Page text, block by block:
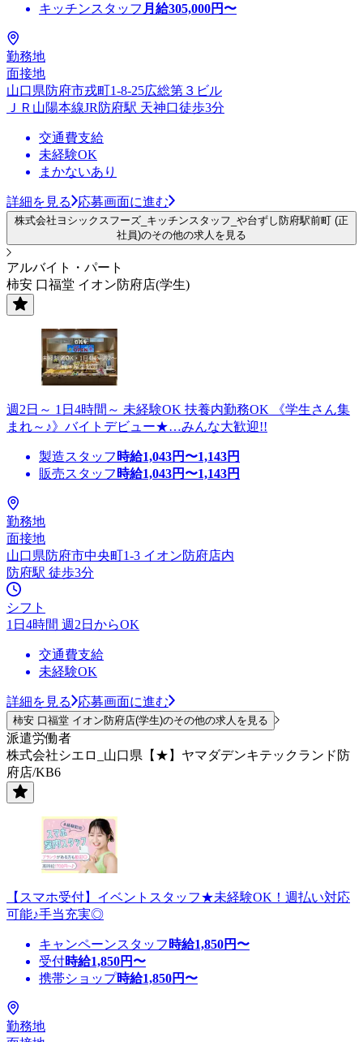
キッチンスタッフ 月給305,000円〜
勤務地
面接地
山口県防府市戎町1-8-25広総第３ビル
ＪＲ山陽本線JR防府駅 天神口徒歩3分
交通費支給
未経験OK
まかないあり
詳細を見る 応募画面に進む
株式会社ヨシックスフーズ_キッチンスタッフ_や台ずし防府駅前町 (正
社員)のその他の求人を見る
アルバイト・パート
柿安 口福堂 イオン防府店(学生)
週2日～ 1日4時間～ 未経験OK 扶養内勤務OK 《学生さん集
まれ～♪》バイトデビュー★…みんな大歓迎!!
製造スタッフ 時給1,043円〜1,143円
販売スタッフ 時給1,043円〜1,143円
勤務地
面接地
山口県防府市中央町1-3 イオン防府店内
防府駅 徒歩3分
シフト
1日4時間 週2日からOK
交通費支給
未経験OK
詳細を見る 応募画面に進む
柿安 口福堂 イオン防府店(学生)のその他の求人を見る
派遣労働者
株式会社シエロ_山口県【★】ヤマダデンキテックランド防
府店/KB6
【スマホ受付】イベントスタッフ★未経験OK！週払い対応
可能♪手当充実◎
キャンペーンスタッフ 時給1,850円〜
受付時給1,850円〜
携帯ショップ時給1,850円〜
勤務地